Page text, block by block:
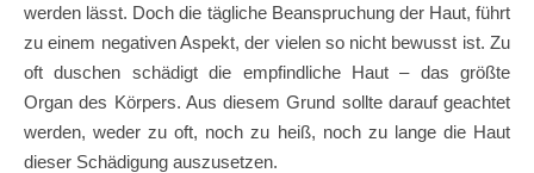
werden lässt. Doch die tägliche Beanspruchung der Haut, führt
zu einem negativen Aspekt, der vielen so nicht bewusst ist. Zu
oft duschen schädigt die empfindliche Haut – das größte
Organ des Körpers. Aus diesem Grund sollte darauf geachtet
werden, weder zu oft, noch zu heiß, noch zu lange die Haut
dieser Schädigung auszusetzen.